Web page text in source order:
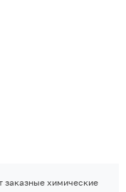
заказные химические